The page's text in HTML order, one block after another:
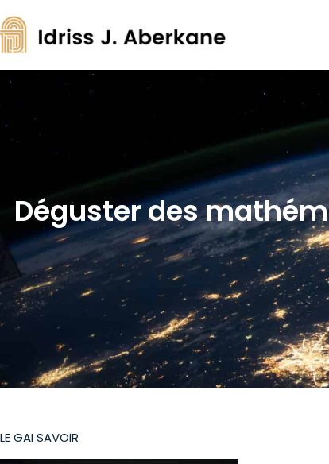
Déguster des
LE GAI SAVOIR